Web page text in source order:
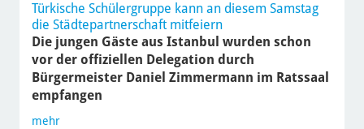
Türkische Schülergruppe kann an diesem Samstag
die Städtepartnerschaft mitfeiern
Die jungen Gäste aus Istanbul wurden schon
vor der offiziellen Delegation durch
Bürgermeister Daniel Zimmermann im Ratssaal
empfangen
mehr